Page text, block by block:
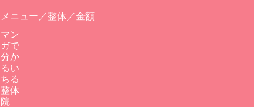
メニュー／整体／金額
マン
ガで
分か
るい
ちる
整体
院